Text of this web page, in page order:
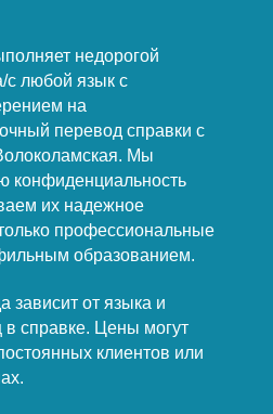
недорогой
с любой язык с
на
перевод справки с
Мы
конфиденциальность
их надежное
профессиональные
образованием.
зависит от языка и
в справке. Цены могут
клиентов или